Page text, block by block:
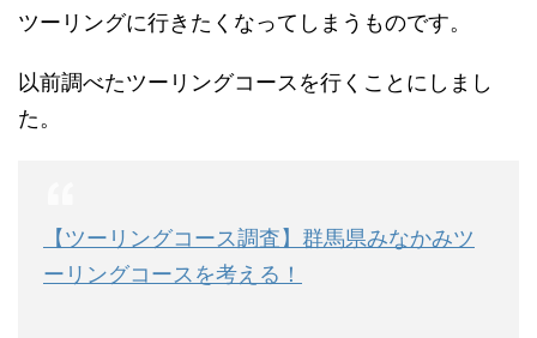
ツーリングに行きたくなってしまうものです。
以前調べたツーリングコースを行くことにしまし
た。
【ツーリングコース調査】群馬県みなかみツ
ーリングコースを考える！